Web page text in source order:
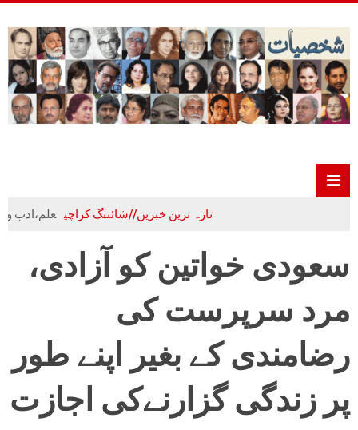
تازہ ترین خبریں//شائننگ کراچی علم،ادب و تہذیب
سعودی خواتین کو آزادی،
مرد سرپرست کی
رضامندی کے بغیر اپنے طور
پر زندگی گزارنےکی اجازت